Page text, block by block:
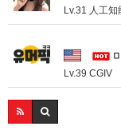
Lv.31 人工知
Lv.39 CGIV